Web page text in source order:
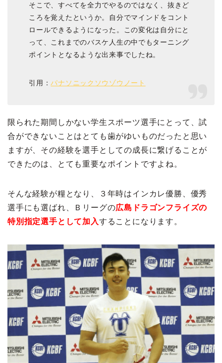
そこで、すべてを全力でやるのではなく、抜きど
ころを覚えたというか。自分でマインドをコント
ロールできるようになった。この変化は自分にと
って、これまでのバスケ人生の中でもターニング
ポイントとなるような出来事でしたね。
引用：パナソニックソウゾウノート
限られた期間しかない学生スポーツ選手にとって、試
合ができないことはとても歯がゆいものだったと思い
ますが、その経験を選手としての成長に繋げることが
できたのは、とても重要なポイントですよね。
そんな経験が糧となり、３年時はインカレ優勝、優秀
選手にも選ばれ、Ｂリーグの広島ドラゴンフライズの
特別指定選手として加入することになります。